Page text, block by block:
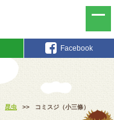
Facebook
昆虫 >> コミスジ（小三條）